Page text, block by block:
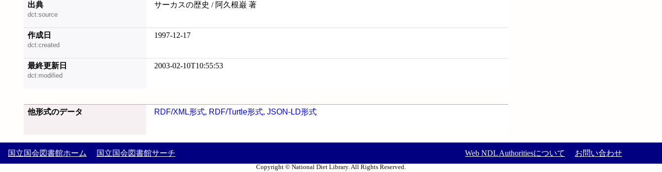
出典
dct:source
サーカスの歴史 / 阿久根巌 著
作成日
dct:created
1997-12-17
最終更新日
dct:modified
2003-02-10T10:55:53
他形式のデータ RDF/XML形式, RDF/Turtle形式, JSON-LD形式
国立国会図書館ホーム 国立国会図書館サーチ Web NDL Authoritiesについて お問い合わせ
Copyright © National Diet Library. All Rights Reserved.